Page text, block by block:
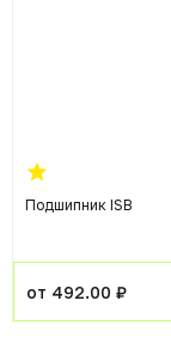
Подшипник ISB
от 492.00 ₽